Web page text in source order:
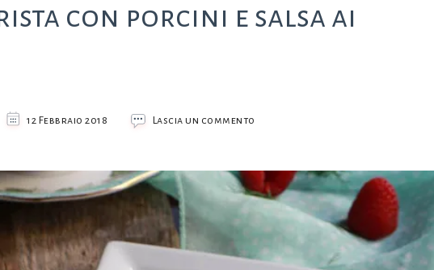
con porcini e salsa ai
12 Febbraio 2018 Lascia un commento
arista
con
porcini
salsa